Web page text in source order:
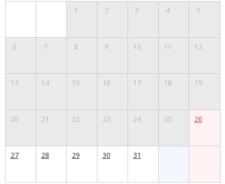
1 2 3 4 5
6 7 8 9 10 11 12
13 14 15 16 17 18 19
20 21 22 23 24 25 26
27 28 29 30 31